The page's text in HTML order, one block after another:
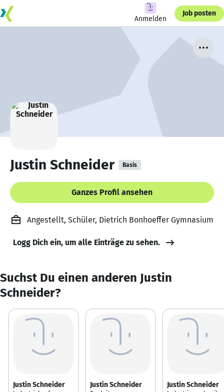
Anmelden
Job posten
Justin Schneider Basis
Ganzes Profil ansehen
Angestellt, Schüler, Dietrich Bonhoeffer Gymnasium
Logg Dich ein, um alle Einträge zu sehen.
Suchst Du einen anderen Justin
Schneider?
Justin Schneider Justin Schneider Justin Schneider